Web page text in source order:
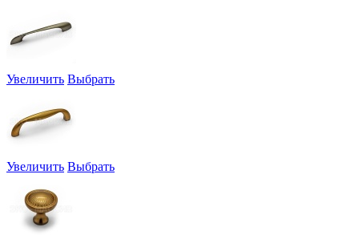
Увеличить Выбрать
Увеличить Выбрать